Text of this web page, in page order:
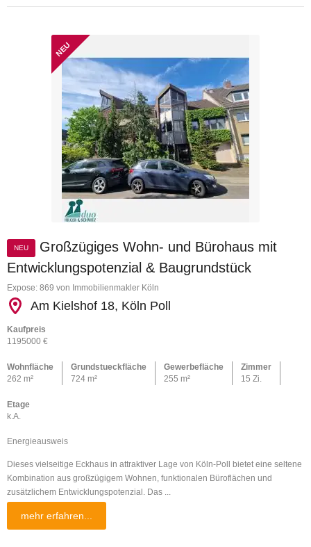
NEU
Großzügiges Wohn- und Bürohaus mit
Entwicklungspotenzial & Baugrundstück
Expose: 869 von Immobilienmakler Köln
Am Kielshof 18, Köln Poll
Kaufpreis
1195000 €
Wohnfläche
262 m²
Grundstueckfläche
724 m²
Gewerbefläche
255 m²
Zimmer
15 Zi.
Etage
k.A.
Energieausweis
Dieses vielseitige Eckhaus in attraktiver Lage von Köln-Poll bietet eine seltene
Kombination aus großzügigem Wohnen, funktionalen Büroflächen und
zusätzlichem Entwicklungspotenzial. Das ...
mehr erfahren...